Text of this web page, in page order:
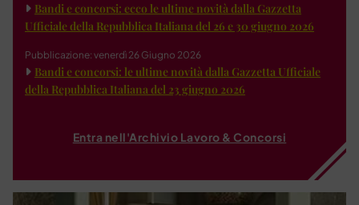
Bandi e concorsi: ecco le ultime novità dalla Gazzetta
Ufficiale della Repubblica Italiana del 26 e 30 giugno 2026
Pubblicazione: venerdì 26 Giugno 2026
Bandi e concorsi: le ultime novità dalla Gazzetta Ufficiale
della Repubblica Italiana del 23 giugno 2026
Entra nell'Archivio Lavoro & Concorsi